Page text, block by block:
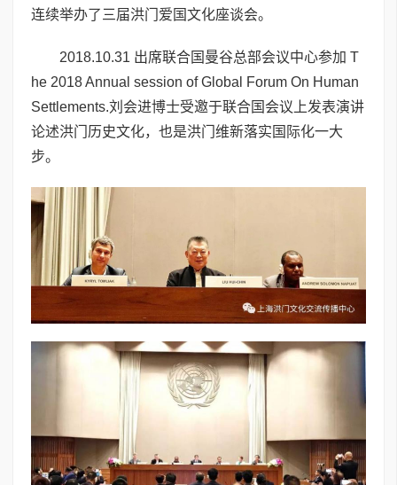
连续举办了三届洪门爱国文化座谈会。
2018.10.31 出席联合国曼谷总部会议中心参加 T
he 2018 Annual session of Global Forum On Human
Settlements.刘会进博士受邀于联合国会议上发表演讲
论述洪门历史文化，也是洪门维新落实国际化一大
步。